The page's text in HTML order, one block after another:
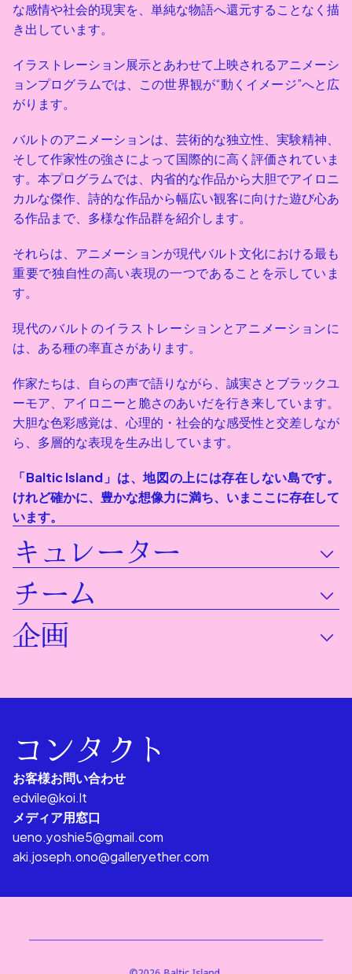
な感情や社会的現実を、単純な物語へ還元することなく描
き出しています。
イラストレーション展示とあわせて上映されるアニメーシ
ョンプログラムでは、この世界観が“動くイメージ”へと広
がります。
バルトのアニメーションは、芸術的な独立性、実験精神、
そして作家性の強さによって国際的に高く評価されていま
す。本プログラムでは、内省的な作品から大胆でアイロニ
カルな傑作、詩的な作品から幅広い観客に向けた遊び心あ
る作品まで、多様な作品群を紹介します。
それらは、アニメーションが現代バルト文化における最も
重要で独自性の高い表現の一つであることを示していま
す。
現代のバルトのイラストレーションとアニメーションに
は、ある種の率直さがあります。
作家たちは、自らの声で語りながら、誠実さとブラックユ
ーモア、アイロニーと脆さのあいだを行き来しています。
大胆な色彩感覚は、心理的・社会的な感受性と交差しなが
ら、多層的な表現を生み出しています。
「Baltic Island」は、地図の上には存在しない島です。
けれど確かに、豊かな想像力に満ち、いまここに存在して
います。
キュレーター
チーム
企画
コンタクト
お客様お問い合わせ
edvile@koi.lt
メディア用窓口
ueno.yoshie5@gmail.com
aki.joseph.ono@galleryether.com